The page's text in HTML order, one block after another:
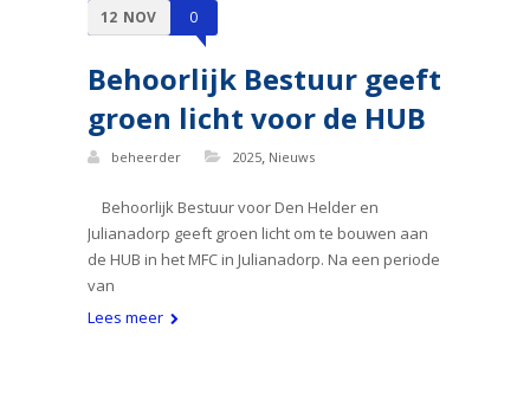
12 NOV 0
Behoorlijk Bestuur geeft
groen licht voor de HUB
beheerder 2025, Nieuws
Behoorlijk Bestuur voor Den Helder en
Julianadorp geeft groen licht om te bouwen aan
de HUB in het MFC in Julianadorp. Na een periode
van
Lees meer